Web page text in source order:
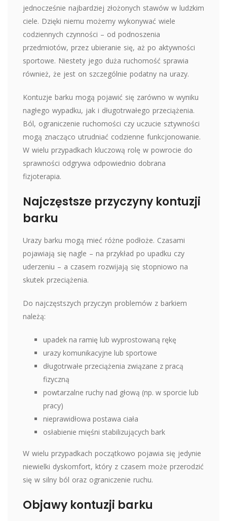
jednocześnie najbardziej złożonych stawów w ludzkim
ciele. Dzięki niemu możemy wykonywać wiele
codziennych czynności – od podnoszenia
przedmiotów, przez ubieranie się, aż po aktywności
sportowe. Niestety jego duża ruchomość sprawia
również, że jest on szczególnie podatny na urazy.
Kontuzje barku mogą pojawić się zarówno w wyniku
nagłego wypadku, jak i długotrwałego przeciążenia.
Ból, ograniczenie ruchomości czy uczucie sztywności
mogą znacząco utrudniać codzienne funkcjonowanie.
W wielu przypadkach kluczową rolę w powrocie do
sprawności odgrywa odpowiednio dobrana
fizjoterapia.
Najczęstsze przyczyny kontuzji
barku
Urazy barku mogą mieć różne podłoże. Czasami
pojawiają się nagle – na przykład po upadku czy
uderzeniu – a czasem rozwijają się stopniowo na
skutek przeciążenia.
Do najczęstszych przyczyn problemów z barkiem
należą:
upadek na ramię lub wyprostowaną rękę
urazy komunikacyjne lub sportowe
długotrwałe przeciążenia związane z pracą
fizyczną
powtarzalne ruchy nad głową (np. w sporcie lub
pracy)
nieprawidłowa postawa ciała
osłabienie mięśni stabilizujących bark
W wielu przypadkach początkowo pojawia się jedynie
niewielki dyskomfort, który z czasem może przerodzić
się w silny ból oraz ograniczenie ruchu.
Objawy kontuzji barku